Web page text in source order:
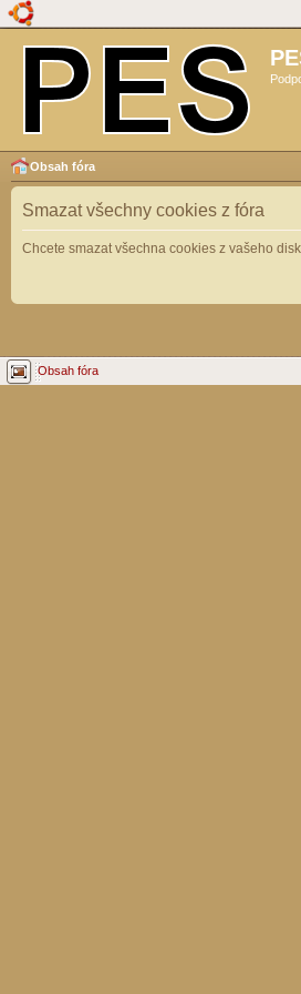
Obsah fóra
Smazat všechny cookies z fóra
Chcete smazat všechna cookies z vašeho
Obsah fóra